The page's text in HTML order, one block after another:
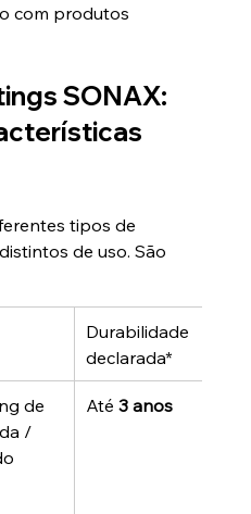
com produtos
SONAX:
tipos de
de uso. São
Durabilidade
declarada*
de
/
Até 3 anos